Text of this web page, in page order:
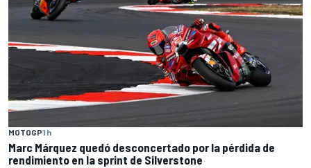
MOTOGP1 h
Marc Márquez quedó desconcertado por la pérdida de
rendimiento en la sprint de Silverstone